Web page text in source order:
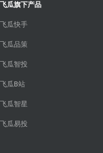
飞瓜旗下产品
飞瓜快手
飞瓜品策
飞瓜智投
飞瓜B站
飞瓜智星
飞瓜易投